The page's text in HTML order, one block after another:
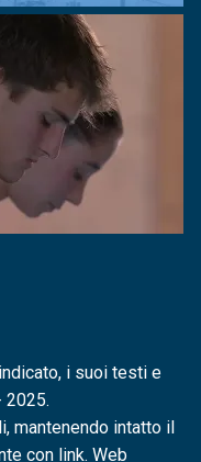
i suoi testi e
2025.
mantenendo intatto il
con link. Web